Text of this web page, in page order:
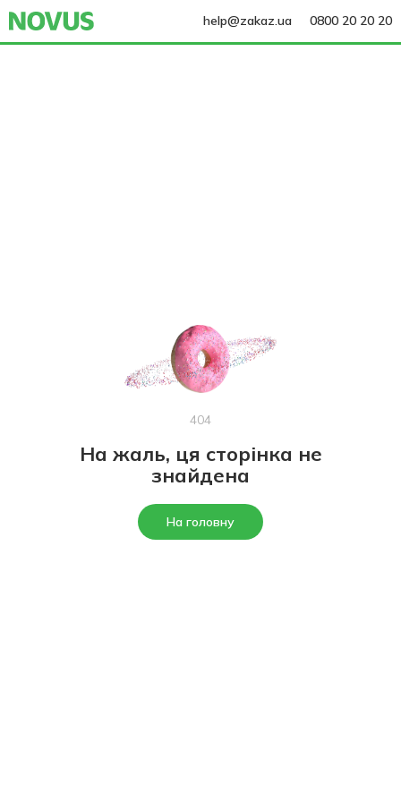
help@zakaz.ua 0800 20 20 20
404
На жаль, ця сторінка не
знайдена
На головну